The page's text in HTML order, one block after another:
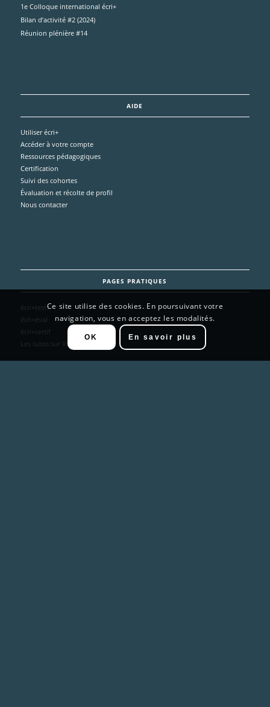
1e Colloque international écri+
Bilan d’activité #2 (2024)
Réunion plénière #14
AIDE
Utiliser écri+
Accéder à votre compte
Ressources pédagogiques
Certification
Suivi des cohortes
Évaluation et récolte de profil
Nous contacter
PAGES PRATIQUES
écri+tests
écri+éval
écri+certif
Les tutos sur Viméo
Ce site utilise des cookies. En poursuivant votre
navigation, vous en acceptez les modalités.
OK En savoir plus